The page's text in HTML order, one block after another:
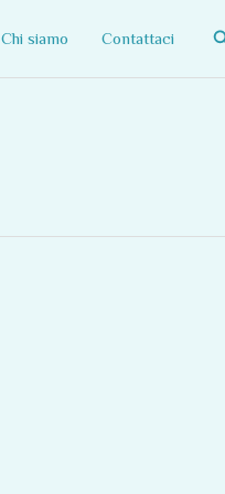
Chi siamo Contattaci